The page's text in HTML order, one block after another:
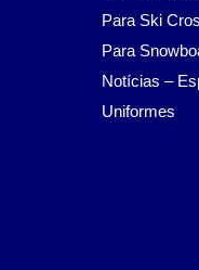
Para Ski
Para
Notícias –
Uniformes